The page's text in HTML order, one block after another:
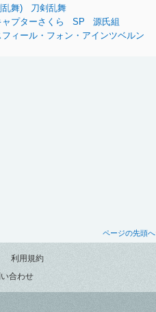
乱舞)
刀剣乱舞
プターさくら
SP
源氏組
フィール・フォン・アインツベルン
ページの先頭へ
利用規約
合わせ